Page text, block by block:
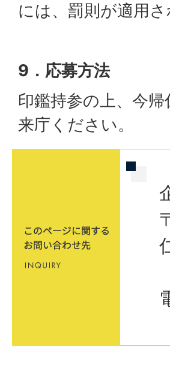
には、罰則が適用
9．応募方法
印鑑持参の上、今
来庁ください。